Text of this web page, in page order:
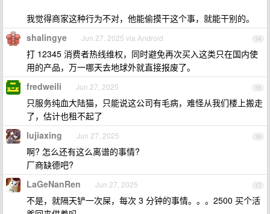
我觉得商家这种行为不对，他能偷摸干这个事，就能干别的。
14
shalingye Jun 27, 2025 via Android
打 12345 消费者热线维权，同时避免再次买入这类只在国内使
用的产品，万一哪天去地球外就直接报废了。
15
fredweili Jun 27, 2025
只服务纯血大陆猫，只能说这公司有毛病，难怪从我们楼上搬走
了，估计也租不起了
16
lujiaxing Jun 27, 2025
啊? 怎么还有这么离谱的事情?
厂商缺德吧?
17
LaGeNanRen Jun 27, 2025
不是，就隔天铲一次屎，每次 3 分钟的事情。。。2500 买个活